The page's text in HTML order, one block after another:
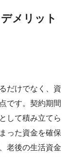
メリット
だけでなく、資
です。契約期間
して積み立てら
った資金を確保
老後の生活資金